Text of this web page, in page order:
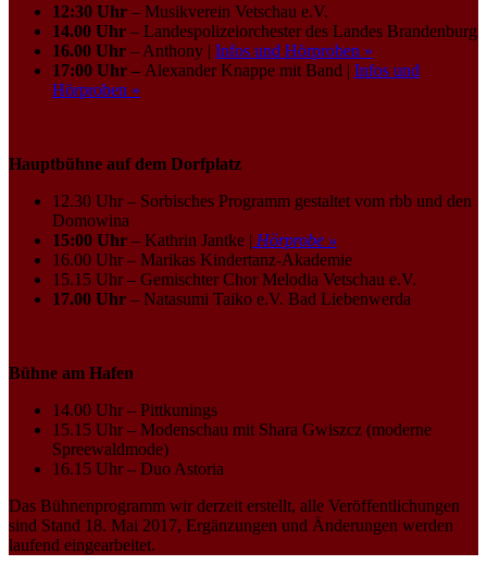
12:30 Uhr – Musikverein Vetschau e.V.
14.00 Uhr – Landespolizeiorchester des Landes Brandenburg
16.00 Uhr – Anthony | Infos und Hörproben »
17:00 Uhr – Alexander Knappe mit Band | Infos und
Hörproben »
Hauptbühne auf dem Dorfplatz
12.30 Uhr – Sorbisches Programm gestaltet vom rbb und den
Domowina
15:00 Uhr – Kathrin Jantke | Hörprobe »
16.00 Uhr – Marikas Kindertanz-Akademie
15.15 Uhr – Gemischter Chor Melodia Vetschau e.V.
17.00 Uhr – Natasumi Taiko e.V. Bad Liebenwerda
Bühne am Hafen
14.00 Uhr – Pittkunings
15.15 Uhr – Modenschau mit Shara Gwiszcz (moderne
Spreewaldmode)
16.15 Uhr – Duo Astoria
Das Bühnenprogramm wir derzeit erstellt, alle Veröffentlichungen
sind Stand 18. Mai 2017, Ergänzungen und Änderungen werden
laufend eingearbeitet.